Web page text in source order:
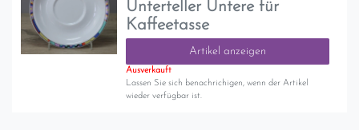
Unterteller Untere für
Kaffeetasse
Artikel anzeigen
Ausverkauft
Lassen Sie sich benachrichigen, wenn der Artikel
wieder verfügbar ist.